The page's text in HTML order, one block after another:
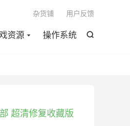

资源 操作系统
杂货铺 用户反馈
超清修复收藏版